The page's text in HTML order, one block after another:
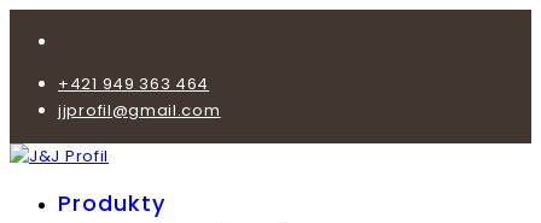
+421 949 363 464
jjprofil@gmail.com
Produkty